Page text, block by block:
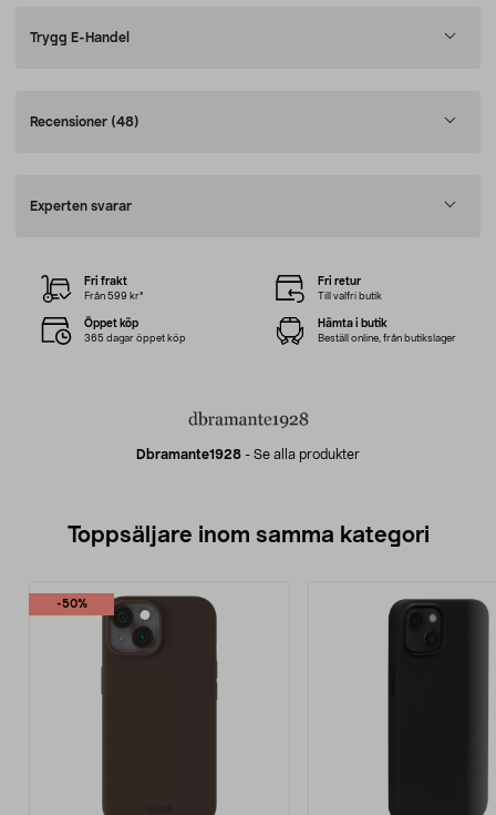
Trygg E-Handel
Recensioner (48)
Experten svarar
Dbramante1928 - Se alla produkter
Fri frakt
Från 599 kr*
Fri retur
Till valfri butik
Öppet köp
365 dagar öppet köp
Hämta i butik
Beställ online, från butikslager
Toppsäljare inom samma kategori
-50%